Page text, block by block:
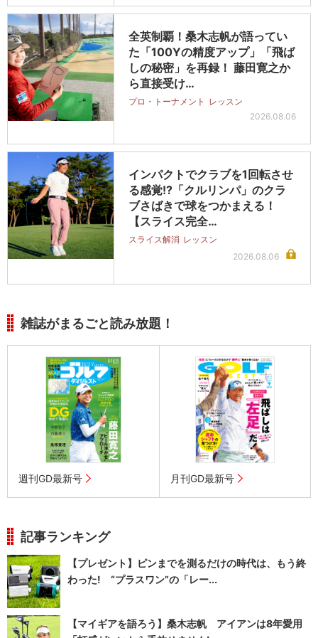
全英制覇！桑木志帆が語ってい
た「100Yの精度アップ」「飛ば
しの秘密」を再録！ 藤田寛之か
ら直接受け…
プロ・トーナメント レッスン
2026.08.06
インパクトでクラブを1回転させ
る感覚!?「クルリンパ」のクラ
ブさばきで球をつかまえる！
【スライス完全…
スライス解消 レッスン
2026.08.06
雑誌がまるごと読み放題！
週刊GD最新号 月刊GD最新号
記事ランキング
【プレゼント】ピンまでを測るだけの時代は、もう終
わった! “プラスワン”の「レー...
【マイギアを語ろう】桑木志帆 アイアンは8年愛用